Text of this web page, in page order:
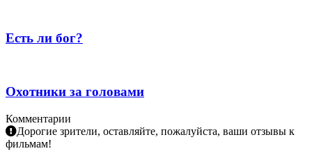
Есть ли бог?
Охотники за головами
Комментарии
Дорогие зрители, оставляйте, пожалуйста, ваши отзывы к
фильмам!